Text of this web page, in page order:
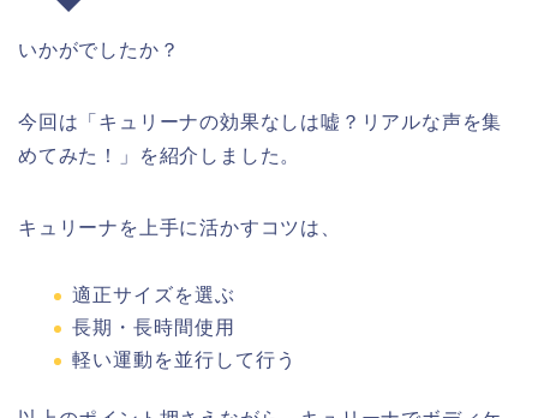
いかがでしたか？
今回は「キュリーナの効果なしは嘘？リアルな声を集
めてみた！」を紹介しました。
キュリーナを上手に活かすコツは、
適正サイズを選ぶ
長期・長時間使用
軽い運動を並行して行う